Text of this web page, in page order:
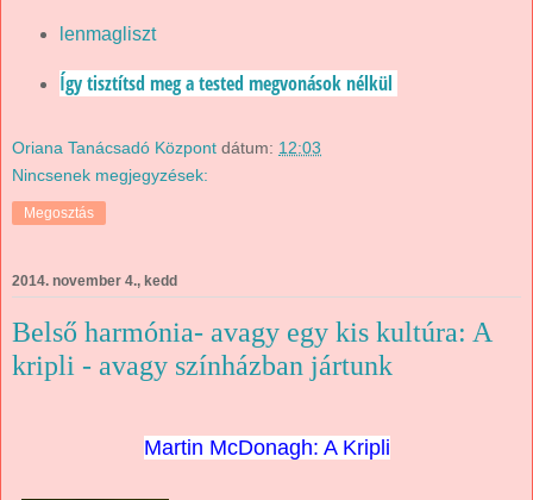
lenmagliszt
Így tisztítsd meg a tested megvonások nélkül
Oriana Tanácsadó Központ dátum: 12:03
Nincsenek megjegyzések:
Megosztás
2014. november 4., kedd
Belső harmónia- avagy egy kis kultúra: A
kripli - avagy színházban jártunk
Martin McDonagh: A Kripli